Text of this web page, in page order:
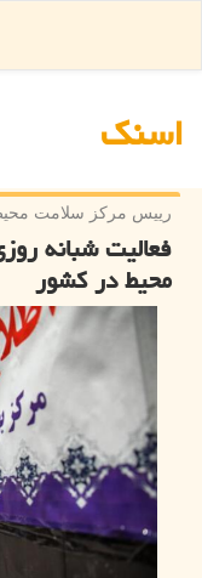
اسنك
رییس مركز سلامت
محیط در کشور